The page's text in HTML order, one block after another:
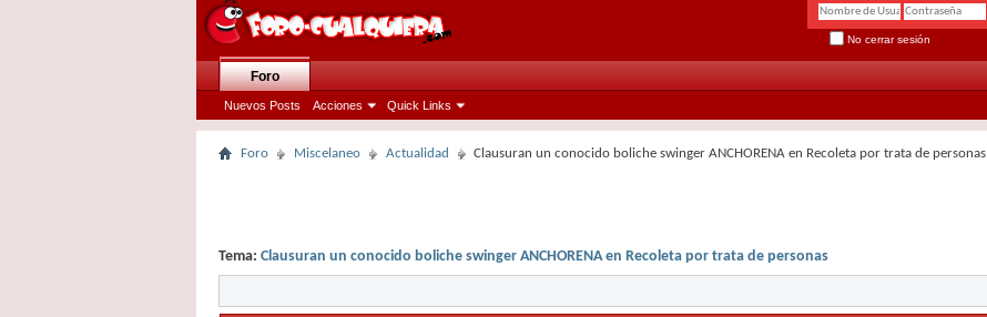
No cerrar sesión
Foro
Nuevos Posts Acciones Quick Links
Foro Miscelaneo Actualidad Clausuran un conocido boliche swinger ANCHORENA en Recoleta por trata de personas
Tema: Clausuran un conocido boliche swinger ANCHORENA en Recoleta por trata de personas